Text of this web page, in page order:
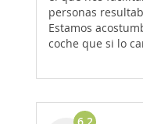
personas
Estamos
coche que si lo